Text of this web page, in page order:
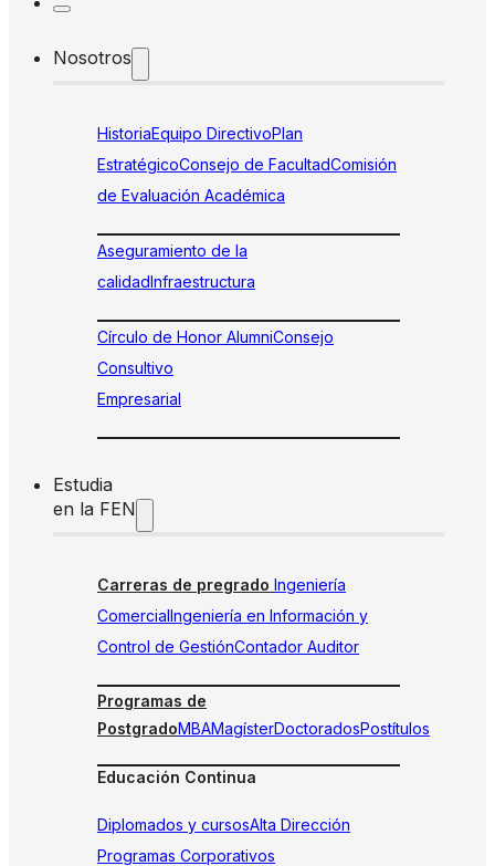
Nosotros
HistoriaEquipo DirectivoPlan
EstratégicoConsejo de FacultadComisión
de Evaluación Académica
Aseguramiento de la
calidadInfraestructura
Círculo de Honor AlumniConsejo
Consultivo
Empresarial
Estudia
en la FEN
Carreras de pregrado Ingeniería
ComercialIngeniería en Información y
Control de GestiónContador Auditor
Programas de
PostgradoMBAMagísterDoctoradosPostítulos
Educación Continua
Diplomados y cursosAlta Dirección
Programas Corporativos